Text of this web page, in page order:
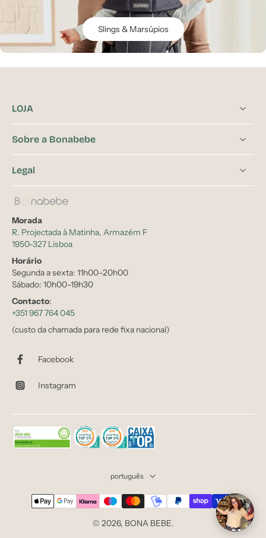
Slings & Marsúpios
LOJA
Sobre a Bonabebe
Legal
Morada
R. Projectada à Matinha, Armazém F
1950-327 Lisboa
Horário
Segunda a sexta: 11h00–20h00
Sábado: 10h00–19h30
Contacto:
+351 967 764 045
(custo da chamada para rede fixa nacional)
Facebook
Instagram
português
© 2026, BONA BEBE.